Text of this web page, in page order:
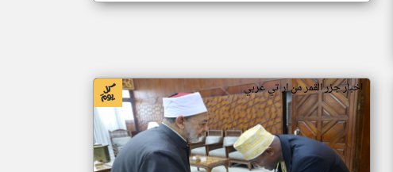
اخبار جزر القمر من ار تي عربي